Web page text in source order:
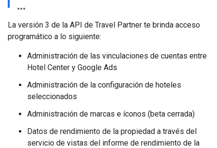
La versión 3 de la API de Travel Partner te brinda acceso
programático a lo siguiente:
Administración de las vinculaciones de cuentas entre
Hotel Center y Google Ads
Administración de la configuración de hoteles
seleccionados
Administración de marcas e íconos (beta cerrada)
Datos de rendimiento de la propiedad a través del
servicio de vistas del informe de rendimiento de la